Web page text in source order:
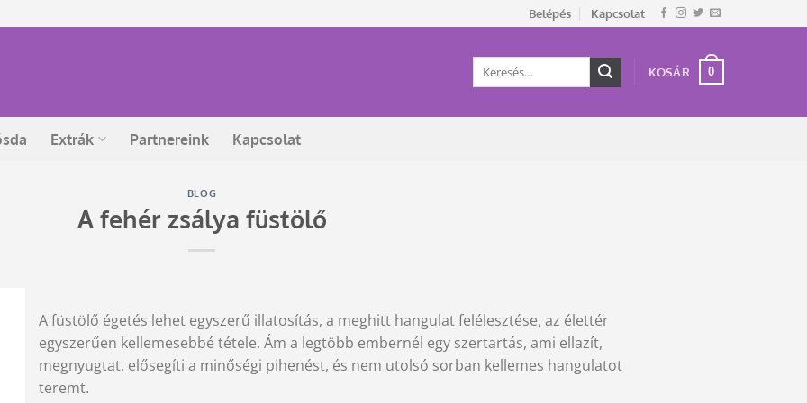
Belépés Kapcsolat
Keresés
KOSÁR 0
Extrák Partnereink Kapcsolat
BLOG
A fehér zsálya füstölő
A füstölő égetés lehet egyszerű illatosítás, a meghitt hangulat felélesztése, az élettér
egyszerűen kellemesebbé tétele. Ám a legtöbb embernél egy szertartás, ami ellazít,
megnyugtat, elősegíti a minőségi pihenést, és nem utolsó sorban kellemes hangulatot
teremt.